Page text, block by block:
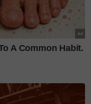
menakutkan. Jadi
ini?
dengan
berada di tahap
panggil sebagai